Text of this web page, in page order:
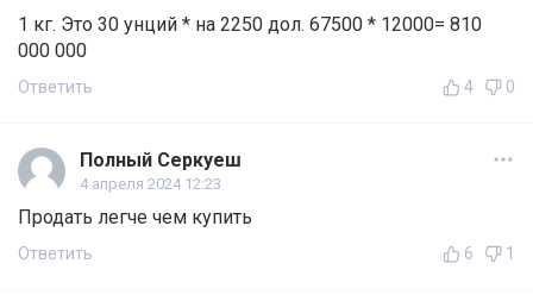
1 кг. Это 30 унций * на 2250 дол. 67500 * 12000= 810
000 000
Ответить 4 0
Полный Серкуеш
4 апреля 2024 12:23
Продать легче чем купить
Ответить 6 1